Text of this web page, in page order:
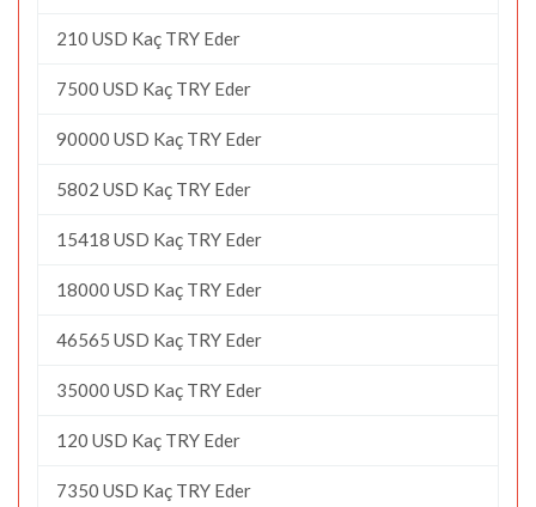
210 USD Kaç TRY Eder
7500 USD Kaç TRY Eder
90000 USD Kaç TRY Eder
5802 USD Kaç TRY Eder
15418 USD Kaç TRY Eder
18000 USD Kaç TRY Eder
46565 USD Kaç TRY Eder
35000 USD Kaç TRY Eder
120 USD Kaç TRY Eder
7350 USD Kaç TRY Eder